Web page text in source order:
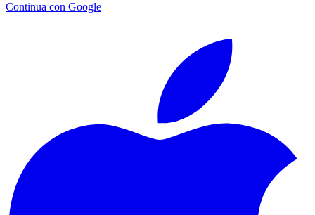
Continua con Google